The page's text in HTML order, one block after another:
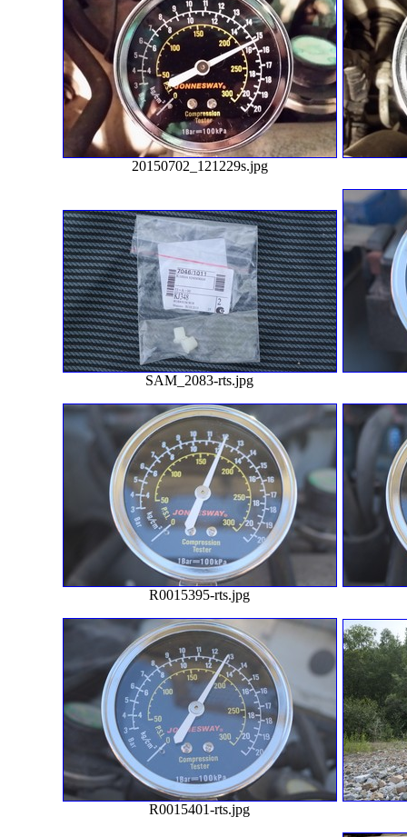
20150702_121229s.jpg
SAM_2083-rts.jpg
R0015395-rts.jpg
R0015401-rts.jpg